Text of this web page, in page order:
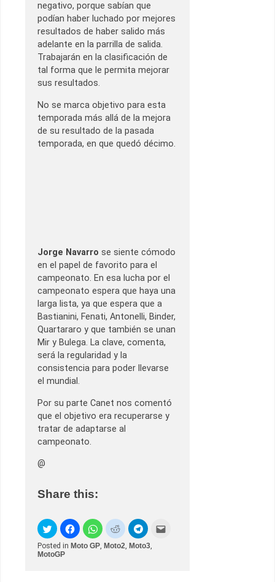
negativo, porque sabían que
podían haber luchado por mejores
resultados de haber salido más
adelante en la parrilla de salida.
Trabajarán en la clasificación de
tal forma que le permita mejorar
sus resultados.
No se marca objetivo para esta
temporada más allá de la mejora
de su resultado de la pasada
temporada, en que quedó décimo.
Jorge Navarro se siente cómodo
en el papel de favorito para el
campeonato. En esa lucha por el
campeonato espera que haya una
larga lista, ya que espera que a
Bastianini, Fenati, Antonelli, Binder,
Quartararo y que también se unan
Mir y Bulega. La clave, comenta,
será la regularidad y la
consistencia para poder llevarse
el mundial.
Por su parte Canet nos comentó
que el objetivo era recuperarse y
tratar de adaptarse al
campeonato.
@
Share this:
Posted in Moto GP Moto2 Moto3
MotoGP